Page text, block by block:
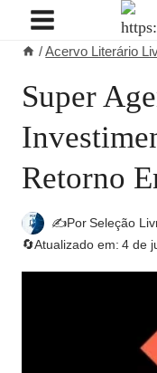
Pular
Conteúdo
/Acervo Literário
Super
Retorno
✍️PorSeleção
🔄Atualizado em: 4 de